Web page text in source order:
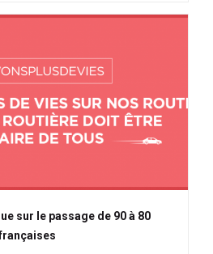
sur le passage de 90 à 80